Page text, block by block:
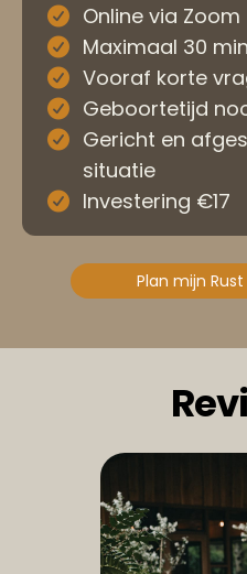
Online via Zoom
Maximaal 30
Vooraf korte
Geboortetijd
Gericht en
situatie
Investering €17
Plan mijn